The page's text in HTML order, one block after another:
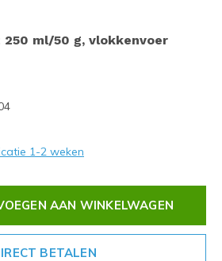
ml/50 g, vlokkenvoer
1-2 weken
AAN WINKELWAGEN
BETALEN